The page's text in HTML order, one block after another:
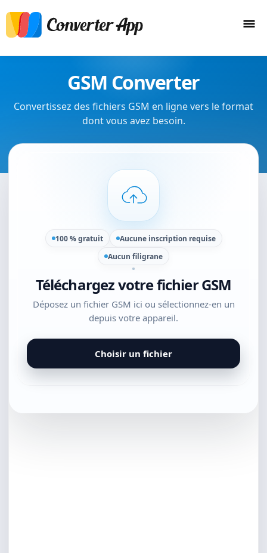
GSM Converter
Convertissez des fichiers GSM en ligne vers le format
dont vous avez besoin.
100 % gratuit
Aucune inscription requise
Aucun filigrane
Téléchargez votre fichier GSM
Déposez un fichier GSM ici ou sélectionnez-en un
depuis votre appareil.
Choisir un fichier